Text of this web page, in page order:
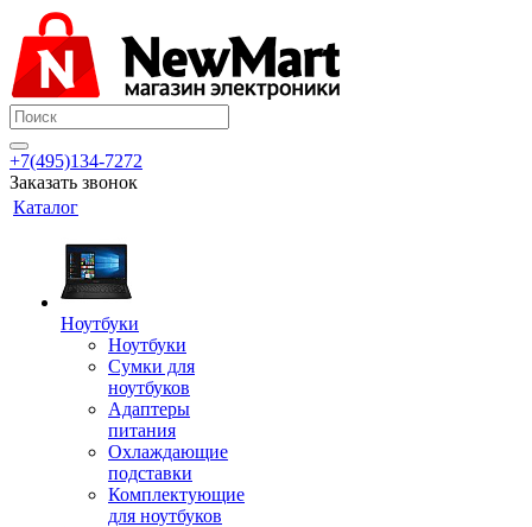
+7(495)134-7272
Заказать звонок
Каталог
Ноутбуки
Ноутбуки
Сумки для
ноутбуков
Адаптеры
питания
Охлаждающие
подставки
Комплектующие
для ноутбуков